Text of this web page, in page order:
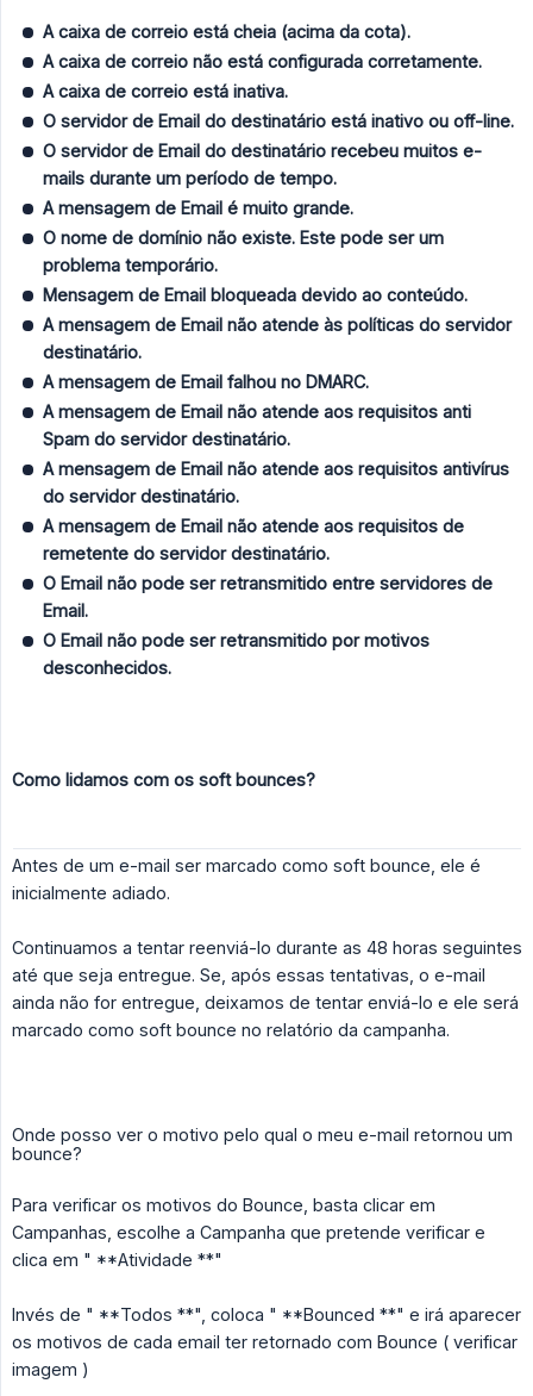
A caixa de correio está cheia (acima da cota).
A caixa de correio não está configurada corretamente.
A caixa de correio está inativa.
O servidor de Email do destinatário está inativo ou off-line.
O servidor de Email do destinatário recebeu muitos e-
mails durante um período de tempo.
A mensagem de Email é muito grande.
O nome de domínio não existe. Este pode ser um
problema temporário.
Mensagem de Email bloqueada devido ao conteúdo.
A mensagem de Email não atende às políticas do servidor
destinatário.
A mensagem de Email falhou no DMARC.
A mensagem de Email não atende aos requisitos anti
Spam do servidor destinatário.
A mensagem de Email não atende aos requisitos antivírus
do servidor destinatário.
A mensagem de Email não atende aos requisitos de
remetente do servidor destinatário.
O Email não pode ser retransmitido entre servidores de
Email.
O Email não pode ser retransmitido por motivos
desconhecidos.
Como lidamos com os soft bounces?
Antes de um e-mail ser marcado como soft bounce, ele é
inicialmente adiado.
Continuamos a tentar reenviá-lo durante as 48 horas seguintes
até que seja entregue. Se, após essas tentativas, o e-mail
ainda não for entregue, deixamos de tentar enviá-lo e ele será
marcado como soft bounce no relatório da campanha.
Onde posso ver o motivo pelo qual o meu e-mail retornou um
bounce?
Para verificar os motivos do Bounce, basta clicar em
Campanhas, escolhe a Campanha que pretende verificar e
clica em " **Atividade **"
Invés de " **Todos **", coloca " **Bounced **" e irá aparecer
os motivos de cada email ter retornado com Bounce ( verificar
imagem )